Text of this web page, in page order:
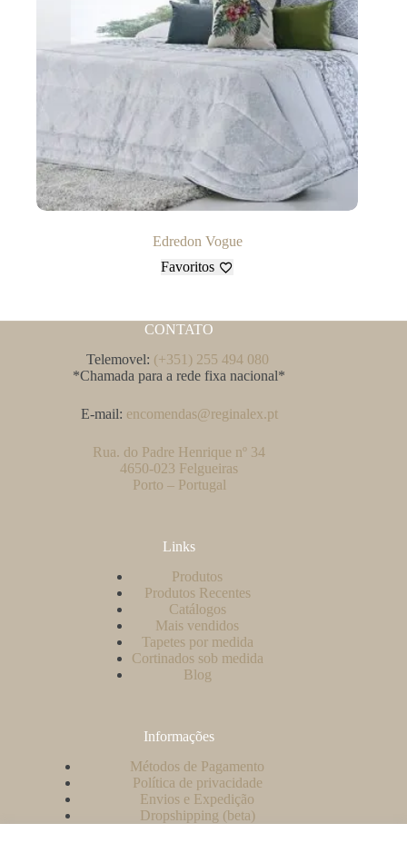
Edredon Vogue
Favoritos
CONTATO
Telemovel: (+351) 255 494 080
*Chamada para a rede fixa nacional*
E-mail: encomendas@reginalex.pt
Rua. do Padre Henrique nº 34
4650-023 Felgueiras
Porto – Portugal
Links
Produtos
Produtos Recentes
Catálogos
Mais vendidos
Tapetes por medida
Cortinados sob medida
Blog
Informações
Métodos de Pagamento
Política de privacidade
Envios e Expedição
Dropshipping (beta)